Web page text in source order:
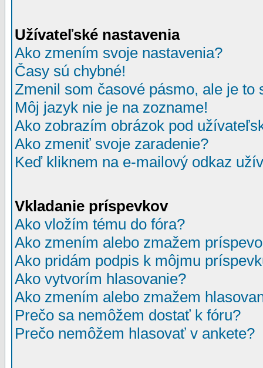
Užívateľské nastavenia
Ako zmením svoje nastavenia?
Časy sú chybné!
Zmenil som časové pásmo, ale je to
Môj jazyk nie je na zozname!
Ako zobrazím obrázok pod
Ako zmeniť svoje zaradenie?
Keď kliknem na e-mailový odkaz
Vkladanie príspevkov
Ako vložím tému do fóra?
Ako zmením alebo zmažem
Ako pridám podpis k môjmu
Ako vytvorím hlasovanie?
Ako zmením alebo zmažem
Prečo sa nemôžem dostať k fóru?
Prečo nemôžem hlasovať v ankete?